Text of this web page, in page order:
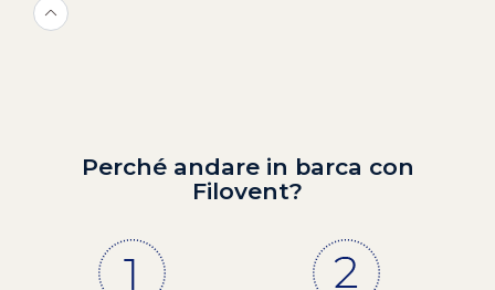
Perché andare in barca con
Filovent?